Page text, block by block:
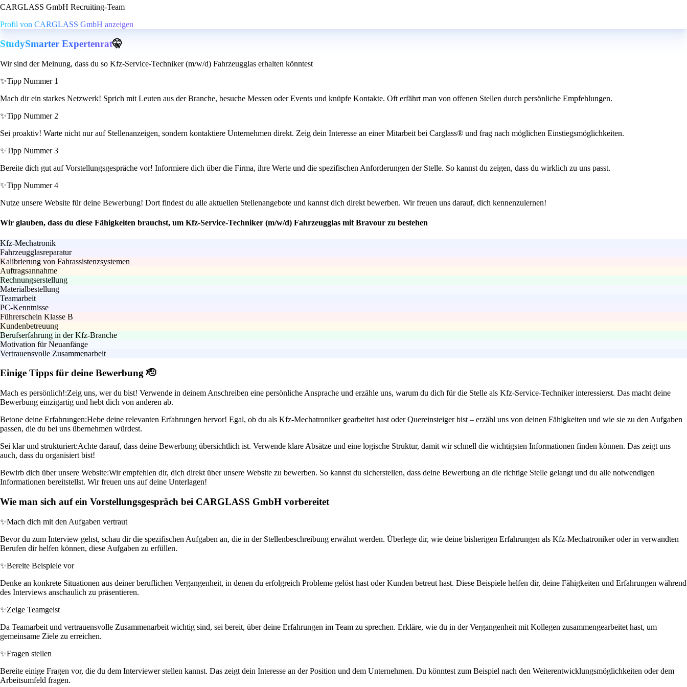
CARGLASS GmbH Recruiting-Team
Profil von CARGLASS GmbH anzeigen
StudySmarter Expertenrat🤫
Wir sind der Meinung, dass du so Kfz-Service-Techniker (m/w/d) Fahrzeugglas erhalten könntest
✨Tipp Nummer 1
Mach dir ein starkes Netzwerk! Sprich mit Leuten aus der Branche, besuche Messen oder Events und knüpfe Kontakte. Oft erfährt man von offenen Stellen durch persönliche Empfehlungen.
✨Tipp Nummer 2
Sei proaktiv! Warte nicht nur auf Stellenanzeigen, sondern kontaktiere Unternehmen direkt. Zeig dein Interesse an einer Mitarbeit bei Carglass® und frag nach möglichen Einstiegsmöglichkeiten.
✨Tipp Nummer 3
Bereite dich gut auf Vorstellungsgespräche vor! Informiere dich über die Firma, ihre Werte und die spezifischen Anforderungen der Stelle. So kannst du zeigen, dass du wirklich zu uns passt.
✨Tipp Nummer 4
Nutze unsere Website für deine Bewerbung! Dort findest du alle aktuellen Stellenangebote und kannst dich direkt bewerben. Wir freuen uns darauf, dich kennenzulernen!
Wir glauben, dass du diese Fähigkeiten brauchst, um Kfz-Service-Techniker (m/w/d) Fahrzeugglas mit Bravour zu bestehen
Kfz-Mechatronik
Fahrzeugglasreparatur
Kalibrierung von Fahrassistenzsystemen
Auftragsannahme
Rechnungserstellung
Materialbestellung
Teamarbeit
PC-Kenntnisse
Führerschein Klasse B
Kundenbetreuung
Berufserfahrung in der Kfz-Branche
Motivation für Neuanfänge
Vertrauensvolle Zusammenarbeit
Einige Tipps für deine Bewerbung 🫡
Mach es persönlich!:Zeig uns, wer du bist! Verwende in deinem Anschreiben eine persönliche Ansprache und erzähle uns, warum du dich für die Stelle als Kfz-Service-Techniker interessierst. Das macht deine
Bewerbung einzigartig und hebt dich von anderen ab.
Betone deine Erfahrungen:Hebe deine relevanten Erfahrungen hervor! Egal, ob du als Kfz-Mechatroniker gearbeitet hast oder Quereinsteiger bist – erzähl uns von deinen Fähigkeiten und wie sie zu den Aufgaben
passen, die du bei uns übernehmen würdest.
Sei klar und strukturiert:Achte darauf, dass deine Bewerbung übersichtlich ist. Verwende klare Absätze und eine logische Struktur, damit wir schnell die wichtigsten Informationen finden können. Das zeigt uns
auch, dass du organisiert bist!
Bewirb dich über unsere Website:Wir empfehlen dir, dich direkt über unsere Website zu bewerben. So kannst du sicherstellen, dass deine Bewerbung an die richtige Stelle gelangt und du alle notwendigen
Informationen bereitstellst. Wir freuen uns auf deine Unterlagen!
Wie man sich auf ein Vorstellungsgespräch bei CARGLASS GmbH vorbereitet
✨Mach dich mit den Aufgaben vertraut
Bevor du zum Interview gehst, schau dir die spezifischen Aufgaben an, die in der Stellenbeschreibung erwähnt werden. Überlege dir, wie deine bisherigen Erfahrungen als Kfz-Mechatroniker oder in verwandten
Berufen dir helfen können, diese Aufgaben zu erfüllen.
✨Bereite Beispiele vor
Denke an konkrete Situationen aus deiner beruflichen Vergangenheit, in denen du erfolgreich Probleme gelöst hast oder Kunden betreut hast. Diese Beispiele helfen dir, deine Fähigkeiten und Erfahrungen während
des Interviews anschaulich zu präsentieren.
✨Zeige Teamgeist
Da Teamarbeit und vertrauensvolle Zusammenarbeit wichtig sind, sei bereit, über deine Erfahrungen im Team zu sprechen. Erkläre, wie du in der Vergangenheit mit Kollegen zusammengearbeitet hast, um
gemeinsame Ziele zu erreichen.
✨Fragen stellen
Bereite einige Fragen vor, die du dem Interviewer stellen kannst. Das zeigt dein Interesse an der Position und dem Unternehmen. Du könntest zum Beispiel nach den Weiterentwicklungsmöglichkeiten oder dem
Arbeitsumfeld fragen.